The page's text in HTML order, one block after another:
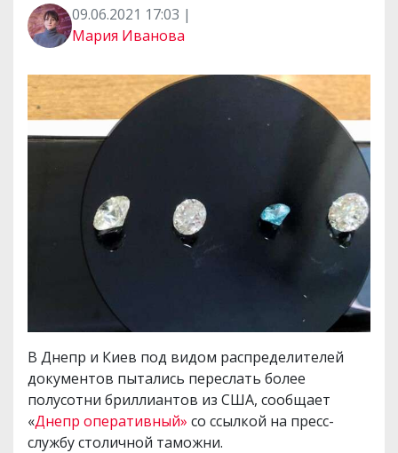
09.06.2021 17:03 |
Мария Иванова
В Днепр и Киев под видом распределителей
документов пытались переслать более
полусотни бриллиантов из США, сообщает
«Днепр оперативный» со ссылкой на пресс-
службу столичной таможни.